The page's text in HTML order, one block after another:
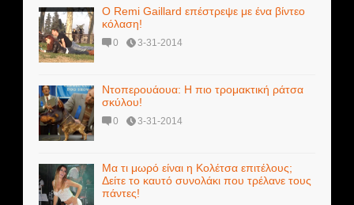
Ο Remi Gaillard επέστρεψε με ένα βίντεο
κόλαση!
0 3-31-2014
Ντοπερουάουα: Η πιο τρομακτική ράτσα
σκύλου!
0 3-31-2014
Μα τι μωρό είναι η Κολέτσα επιτέλους;
Δείτε το καυτό συνολάκι που τρέλανε τους
πάντες!